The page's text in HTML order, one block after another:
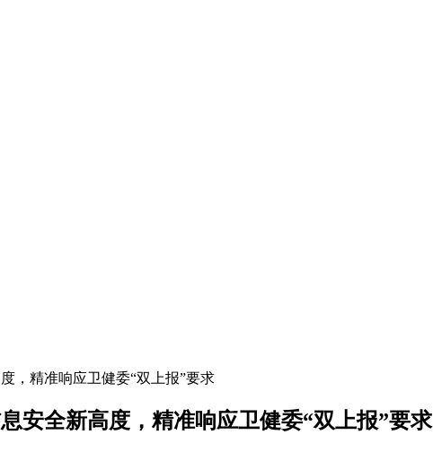
，精准响应卫健委“双上报”要求
安全新高度，精准响应卫健委“双上报”要求